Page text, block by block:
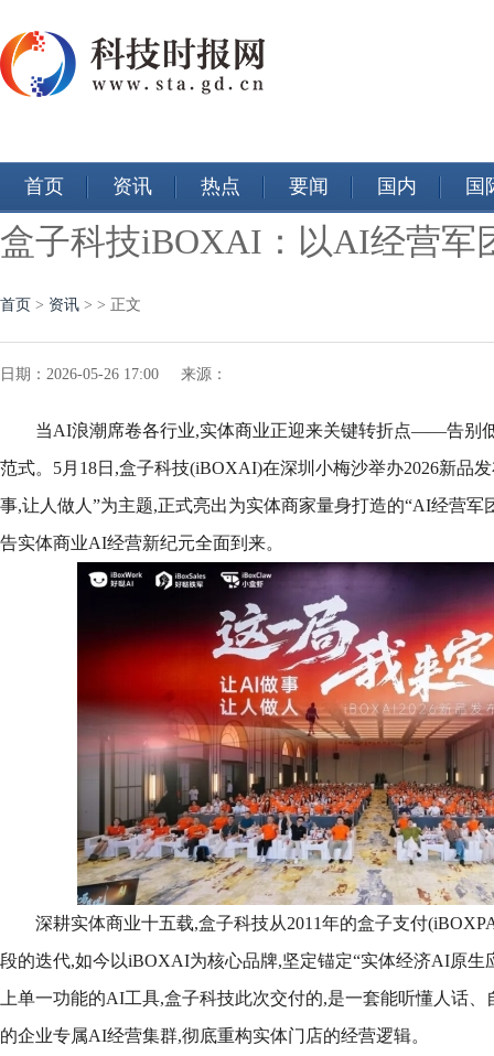
首页 资讯 热点 要闻 国内 国
盒子科技iBOXAI：以AI经营军
首页 > 资讯 > > 正文
日期：2026-05-26 17:00 来源：
当AI浪潮席卷各行业,实体商业正迎来关键转折点——告别
范式。5月18日,盒子科技(iBOXAI)在深圳小梅沙举办2026新品
事,让人做人”为主题,正式亮出为实体商家量身打造的“AI经营军
告实体商业AI经营新纪元全面到来。
深耕实体商业十五载,盒子科技从2011年的盒子支付
段的迭代,如今以iBOXAI为核心品牌,坚定锚定“实体经济AI原生
上单一功能的AI工具,盒子科技此次交付的,是一套能听懂人话
的企业专属AI经营集群,彻底重构实体门店的经营逻辑。